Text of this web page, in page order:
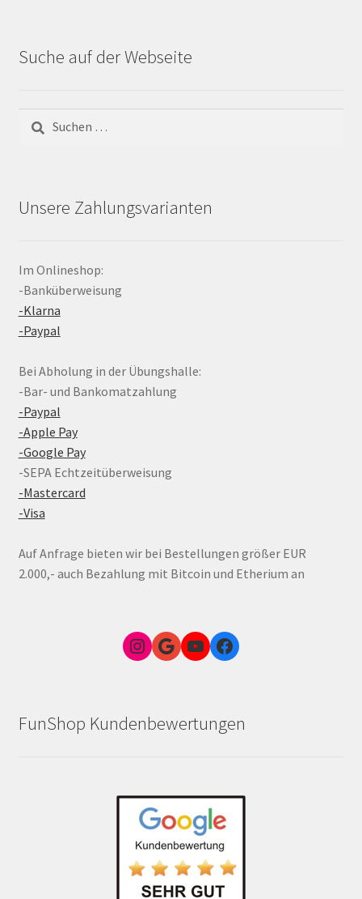
Suche auf der Webseite
Suchen
nach:
Unsere Zahlungsvarianten
Im Onlineshop:
-Banküberweisung
-Klarna
-Paypal
Bei Abholung in der Übungshalle:
-Bar- und Bankomatzahlung
-Paypal
-Apple Pay
-Google Pay
-SEPA Echtzeitüberweisung
-Mastercard
-Visa
Auf Anfrage bieten wir bei Bestellungen größer EUR
2.000,- auch Bezahlung mit Bitcoin und Etherium an
Instagram
Google Link zum FunShop WienYouTubeFacebook
FunShop Kundenbewertungen